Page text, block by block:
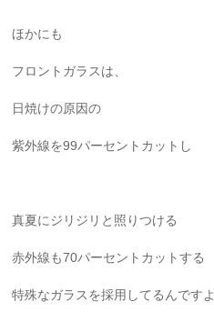
ほかにも
フロントガラスは、
日焼けの原因の
紫外線を99パーセントカットし
真夏にジリジリと照りつける
赤外線も70パーセントカットする
特殊なガラスを採用してるんですよ